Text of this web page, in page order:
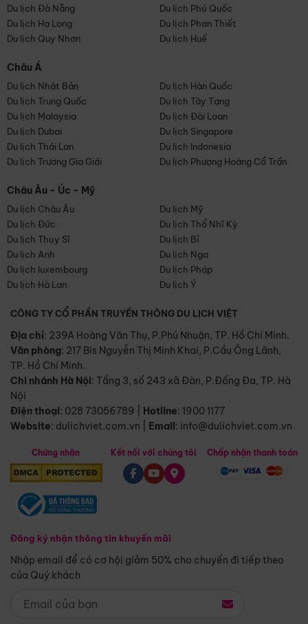
Du lịch Đà Nẵng
Du lịch Phú Quốc
Du lịch Hạ Long
Du lịch Phan Thiết
Du lịch Quy Nhơn
Du lịch Huế
Châu Á
Du lịch Nhật Bản
Du lịch Hàn Quốc
Du lịch Trung Quốc
Du lịch Tây Tạng
Du lịch Malaysia
Du lịch Đài Loan
Du lịch Dubai
Du lịch Singapore
Du lịch Thái Lan
Du lịch Indonesia
Du lịch Trương Gia Giới
Du lịch Phượng Hoàng Cổ Trấn
Châu Âu - Úc - Mỹ
Du lịch Châu Âu
Du lịch Mỹ
Du lịch Đức
Du lịch Thổ Nhĩ Kỳ
Du lịch Thụy Sĩ
Du lịch Bỉ
Du lịch Anh
Du lịch Nga
Du lịch luxembourg
Du lịch Pháp
Du lịch Hà Lan
Du lịch Ý
CÔNG TY CỔ PHẦN TRUYỀN THÔNG DU LỊCH VIỆT
Địa chỉ: 239A Hoàng Văn Thụ, P.Phú Nhuận, TP. Hồ Chí Minh.
Văn phòng: 217 Bis Nguyễn Thị Minh Khai, P.Cầu Ông Lãnh,
TP. Hồ Chí Minh.
Chi nhánh Hà Nội: Tầng 3, số 243 xã Đàn, P.Đống Đa, TP. Hà
Nội
Điện thoại: 028 73056789 Hotline: 1900 1177
Website: dulichviet.com.vn Email: info@dulichviet.com.vn
Chứng nhận
Đăng ký nhận thông tin khuyến mãi
Nhập email để có cơ hội giảm 50% cho chuyến đi tiếp theo
của Quý khách
Kết nối với chúng tôi Chấp nhận thanh toán